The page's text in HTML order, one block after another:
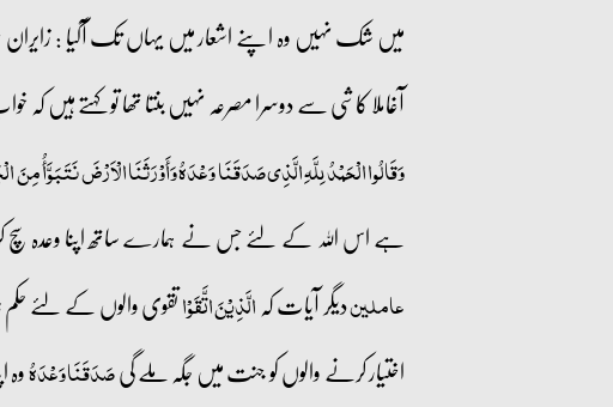
میں شک نہیں وہ اپنے اشعار میں یہاں تک آگیا :
آغاملا کاشی سے دوسرا مصرعہ نہیں بنتا تھا تو کہتے ہیں کہ
وَقَالُوا الْحَمْدُ لِلَّهِ الَّذِي صَدَقَنَا وَعْدَهُ وَأَوْرَثَنَا الْأَرْضَ نَتَبَوَّأُ
ہے اس اللہ کے لئے جس نے ہمارے ساتھ اپنا وعدہ سچ کر
عاملیندیگر آیات کہالَّذِیۡنَ اتَّقَوۡاتقوی والوں کے لئے حکم
اختیار کرنے والوں کو جنت میں جگہ ملے گیصَدَقَنَا وَعْدَهُ